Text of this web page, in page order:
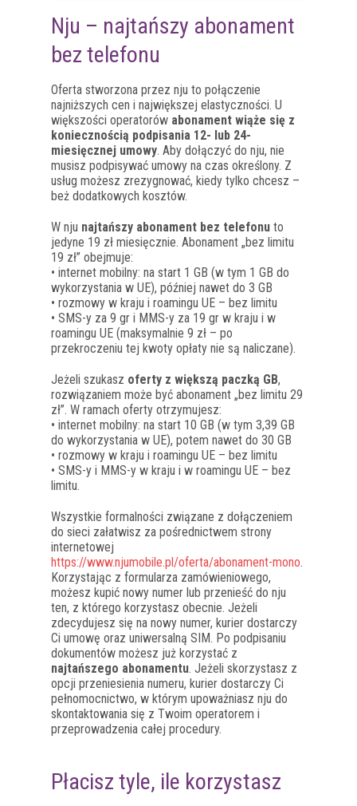
Nju – najtańszy abonament
bez telefonu
Oferta stworzona przez nju to połączenie
najniższych cen i największej elastyczności. U
większości operatorów abonament wiąże się z
koniecznością podpisania 12- lub 24-
miesięcznej umowy. Aby dołączyć do nju, nie
musisz podpisywać umowy na czas określony. Z
usług możesz zrezygnować, kiedy tylko chcesz –
beż dodatkowych kosztów.
W nju najtańszy abonament bez telefonu to
jedyne 19 zł miesięcznie. Abonament „bez limitu
19 zł” obejmuje:
• internet mobilny: na start 1 GB (w tym 1 GB do
wykorzystania w UE), później nawet do 3 GB
• rozmowy w kraju i roamingu UE – bez limitu
• SMS-y za 9 gr i MMS-y za 19 gr w kraju i w
roamingu UE (maksymalnie 9 zł – po
przekroczeniu tej kwoty opłaty nie są naliczane).
Jeżeli szukasz oferty z większą paczką GB,
rozwiązaniem może być abonament „bez limitu 29
zł”. W ramach oferty otrzymujesz:
• internet mobilny: na start 10 GB (w tym 3,39 GB
do wykorzystania w UE), potem nawet do 30 GB
• rozmowy w kraju i roamingu UE – bez limitu
• SMS-y i MMS-y w kraju i w roamingu UE – bez
limitu.
Wszystkie formalności związane z dołączeniem
do sieci załatwisz za pośrednictwem strony
internetowej
https://www.njumobile.pl/oferta/abonament-mono.
Korzystając z formularza zamówieniowego,
możesz kupić nowy numer lub przenieść do nju
ten, z którego korzystasz obecnie. Jeżeli
zdecydujesz się na nowy numer, kurier dostarczy
Ci umowę oraz uniwersalną SIM. Po podpisaniu
dokumentów możesz już korzystać z
najtańszego abonamentu. Jeżeli skorzystasz z
opcji przeniesienia numeru, kurier dostarczy Ci
pełnomocnictwo, w którym upoważniasz nju do
skontaktowania się z Twoim operatorem i
przeprowadzenia całej procedury.
Płacisz tyle, ile korzystasz